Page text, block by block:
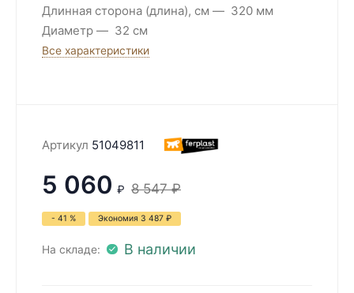
Длинная сторона (длина), см
320 мм
Диаметр
32 см
Все характеристики
Артикул 51049811
5 060 ₽ 8 547 ₽
- 41 % Экономия 3 487 ₽
На складе: В наличии